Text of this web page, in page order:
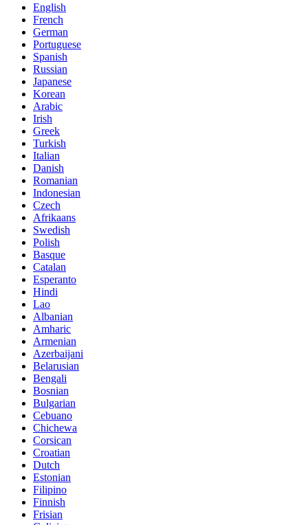
English
French
German
Portuguese
Spanish
Russian
Japanese
Korean
Arabic
Irish
Greek
Turkish
Italian
Danish
Romanian
Indonesian
Czech
Afrikaans
Swedish
Polish
Basque
Catalan
Esperanto
Hindi
Lao
Albanian
Amharic
Armenian
Azerbaijani
Belarusian
Bengali
Bosnian
Bulgarian
Cebuano
Chichewa
Corsican
Croatian
Dutch
Estonian
Filipino
Finnish
Frisian